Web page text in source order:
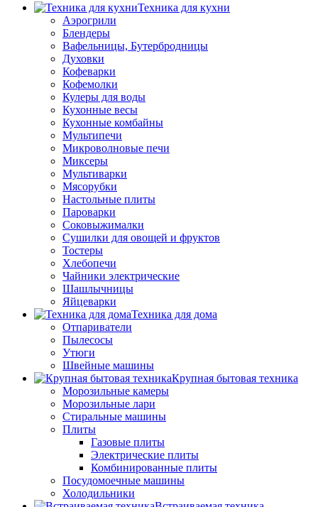
Техника для кухни
Аэрогрили
Блендеры
Вафельницы, Бутербродницы
Духовки
Кофеварки
Кофемолки
Кулеры для воды
Кухонные весы
Кухонные комбайны
Мультипечи
Микроволновые печи
Миксеры
Мультиварки
Мясорубки
Настольные плиты
Пароварки
Соковыжималки
Сушилки для овощей и фруктов
Тостеры
Хлебопечи
Чайники электрические
Шашлычницы
Яйцеварки
Техника для дома
Отпариватели
Пылесосы
Утюги
Швейные машины
Крупная бытовая техника
Морозильные камеры
Морозильные лари
Стиральные машины
Плиты
Газовые плиты
Электрические плиты
Комбинированные плиты
Посудомоечные машины
Холодильники